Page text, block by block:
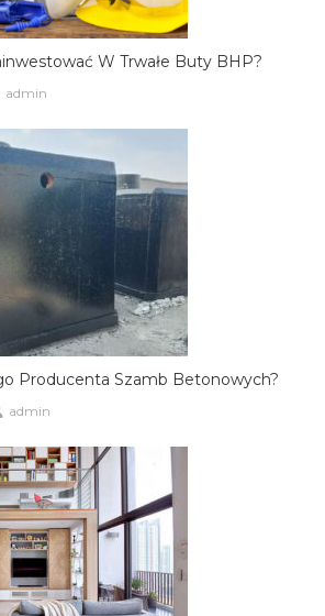
W Trwałe Buty BHP?
admin
Producenta Szamb Betonowych?
admin